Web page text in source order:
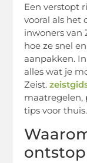
Een verstopt
vooral als het
inwoners van
hoe ze snel
aanpakken.
alles wat je
Zeist.
maatregelen,
tips voor thuis.